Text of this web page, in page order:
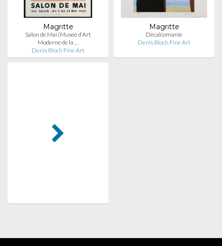
Magritte
Salon de Mai (Musee d'Art
Moderne de la …
Denis Bloch Fine Art
Magritte
Decalcomanie
Denis Bloch Fine Art